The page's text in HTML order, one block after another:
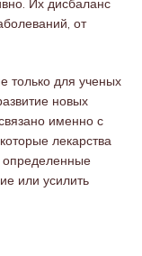
Их дисбаланс
от
только для ученых
новых
именно с
лекарства
определенные
или усилить